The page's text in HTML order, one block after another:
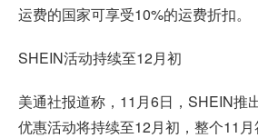
运费的国家可享受10%的运费折扣。
SHEIN活动持续至12月初
美通社报道称，11月6日，SHEIN推
优惠活动将持续至12月初，整个11